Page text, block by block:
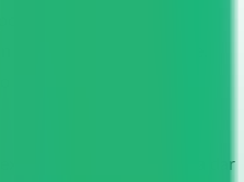
WhatsApp— precio,
antes de la primera clase.
y evita el 80 % de los
contrato escrito para dar